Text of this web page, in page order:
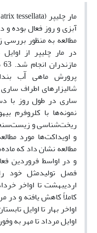
آبزی و روز فعال بوده و
مطالعه به منظور
پرورش ماهی ﺁب
شالیزارهای اطراف
ساری در طول روز با
نمونه‌ها با کلروفرم
ریخت‌شناسی و
و اویداکت‌ها مورد
مطالعه نشان داد که
و در اواسط فروردین
فصل تولیدمثل خود
اردیبهشت تا اواخر
کاملاً کاهش یافته و در
اواخر بهار تا اوایل
اوایل مرداد تا مهر به